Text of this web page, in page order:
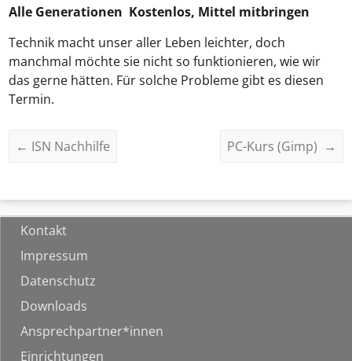
Alle Generationen Kostenlos, Mittel mitbringen
Technik macht unser aller Leben leichter, doch
manchmal möchte sie nicht so funktionieren, wie wir
das gerne hätten. Für solche Probleme gibt es diesen
Termin.
← ISN Nachhilfe PC-Kurs (Gimp) →
Kontakt
Impressum
Datenschutz
Downloads
Ansprechpartner*innen
Einrichtungen